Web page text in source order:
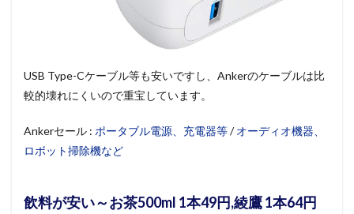
USB Type-Cケーブル等も安いですし、Ankerのケーブルは比
較的壊れにくいので重宝しています。
Ankerセール : ポータブル電源、充電器等/オーディオ機器、
ロボット掃除機など
飲料が安い～お茶500ml 1本49円,綾鷹 1本64円